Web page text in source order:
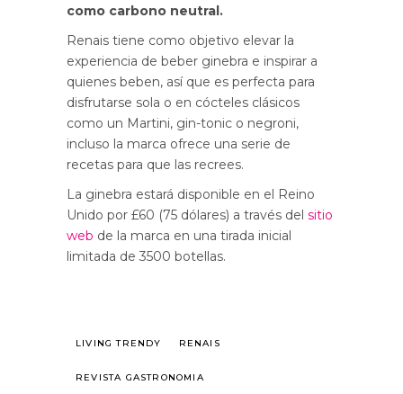
como carbono neutral.
Renais tiene como objetivo elevar la
experiencia de beber ginebra e inspirar a
quienes beben, así que es perfecta para
disfrutarse sola o en cócteles clásicos
como un Martini, gin-tonic o negroni,
incluso la marca ofrece una serie de
recetas para que las recrees.
La ginebra estará disponible en el Reino
Unido por £60 (75 dólares) a través del sitio
web de la marca en una tirada inicial
limitada de 3500 botellas.
LIVING TRENDY RENAIS
REVISTA GASTRONOMIA